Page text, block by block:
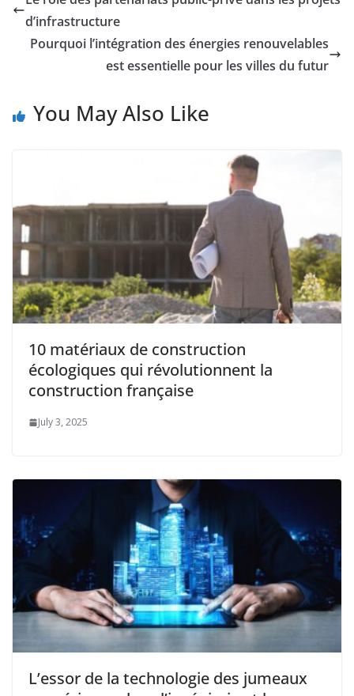
d’infrastructure
Pourquoi l’intégration des énergies renouvelables
est essentielle pour les villes du futur
You May Also Like
10 matériaux de construction
écologiques qui révolutionnent la
construction française
July 3, 2025
L’essor de la technologie des jumeaux